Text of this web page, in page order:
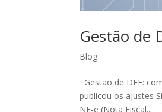
Gestão de
Blog
Gestão de DFE:
publicou os ajustes
NF-e (Nota Fiscal...